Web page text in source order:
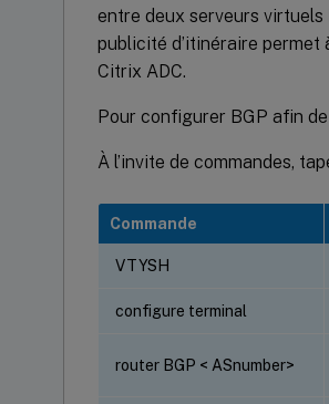
entre deux serveurs virtuels
publicité d’itinéraire permet
Citrix ADC.
Pour configurer BGP afin
À l’invite de commandes,
Commande
VTYSH
configure terminal
router BGP < ASnumber>